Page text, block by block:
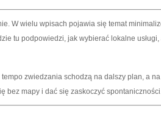
W wielu wpisach pojawia się temat
tu podpowiedzi, jak wybierać lokalne
zwiedzania schodzą na dalszy plan, a na
bez mapy i dać się zaskoczyć